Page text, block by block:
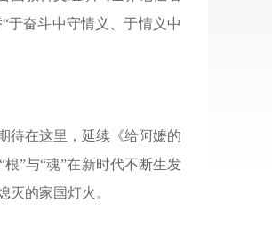
于奋斗中守情义、于情义中
待在这里，延续《给阿嬷的
”与“魂”在新时代不断生发
的家国灯火。